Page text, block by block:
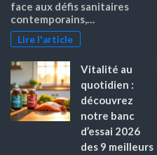
face aux défis sanitaires
contemporains,…
Lire l'article
Vitalité au
quotidien :
découvrez
notre banc
d’essai 2026
des 9 meilleurs